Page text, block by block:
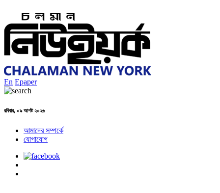
En Epaper
রবিবার, ০৯ আগষ্ট ২০২৬
আমাদের সম্পর্কে
যোগাযোগ